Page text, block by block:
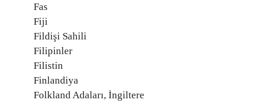
Fas
Fiji
Fildişi Sahili
Filipinler
Filistin
Finlandiya
Folkland Adaları, İngiltere